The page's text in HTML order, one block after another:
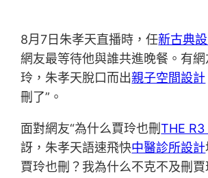
8月7日朱孝天直播時，任新古典
網友最等待他與誰共進晚餐。有
玲，朱孝天脫口而出親子空間設計
刪了”。
面對網友“為什么賈玲也刪THE R3
訝，朱孝天語速飛快中醫診所設計
賈玲也刪？我為什么不克不及刪